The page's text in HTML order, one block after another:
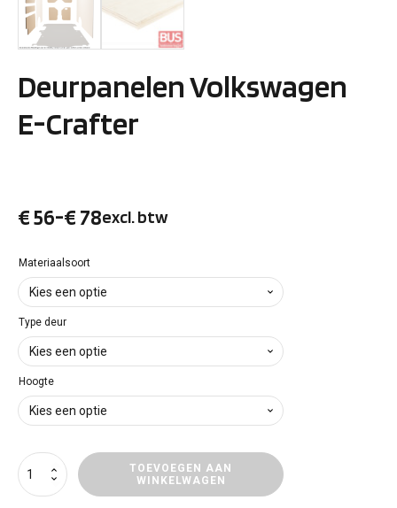
Deurpanelen Volkswagen
E-Crafter
€56-€ 78
Prijsklasse:
€ 56
tot
€ 78
excl. btw
Materiaalsoort
Type deur
Hoogte
Deurpanelen
Volkswagen
TOEVOEGEN AAN
WINKELWAGEN